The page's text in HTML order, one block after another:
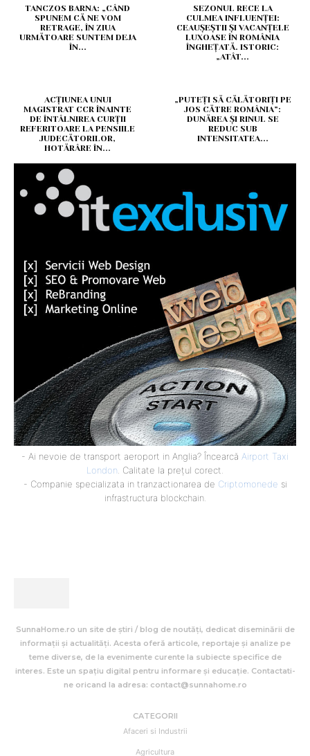
TANCZOS BARNA: „CÂND
SPUNEM CĂ NE VOM
RETRAGE, ÎN ZIUA
URMĂTOARE SUNTEM DEJA
ÎN...
SEZONUL RECE LA
CULMEA INFLUENȚEI:
CEAUȘEȘTII ȘI VACANȚELE
LUXOASE ÎN ROMÂNIA
ÎNGHEȚATĂ. ISTORIC:
„ATÂT...
ACȚIUNEA UNUI
MAGISTRAT CCR ÎNAINTE
DE ÎNTÂLNIREA CURȚII
REFERITOARE LA PENSIILE
JUDECĂTORILOR,
HOTĂRÂRE ÎN...
„PUTEȚI SĂ CĂLĂTORIȚI PE
JOS CĂTRE ROMÂNIA”:
DUNĂREA ȘI RINUL SE
REDUC SUB
INTENSITATEA...
- Ai nevoie de transport aeroport in Anglia? Încearcă Airport Taxi
London. Calitate la prețul corect.
- Companie specializata in tranzactionarea de Criptomonede si
infrastructura blockchain.
SunnaHome.ro un site de știri / blog de noutăți, dedicat diseminării de
informații și actualități. Acesta oferă articole, reportaje și analize pe
teme diverse, de la evenimente curente la subiecte specifice de
interes. Este un spațiu digital pentru informare și educație. Contactati-
ne oricand la adresa: contact@sunnahome.ro
CATEGORII
Afaceri si Industrii
Agricultura